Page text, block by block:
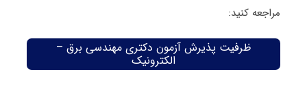
مراجعه کنید:
ظرفیت پذیرش آزمون دکتری مهندسی برق –
الکترونیک